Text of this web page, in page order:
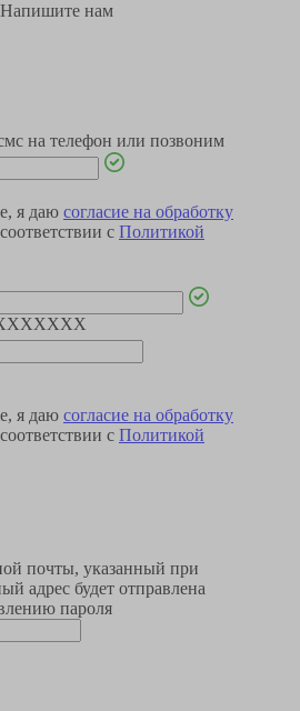
Напишите нам
на телефон или позвоним
я даю согласие на обработку
с Политикой
я даю согласие на обработку
с Политикой
почты, указанный при
адрес будет отправлена
пароля